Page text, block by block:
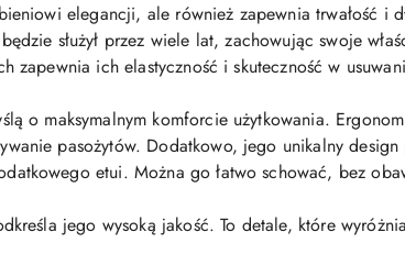
elegancji, ale również zapewnia trwałość i
służył przez wiele lat, zachowując swoje
zapewnia ich elastyczność i skuteczność w
o maksymalnym komforcie użytkowania.
pasożytów. Dodatkowo, jego unikalny
etui. Można go łatwo schować, bez
jego wysoką jakość. To detale, które